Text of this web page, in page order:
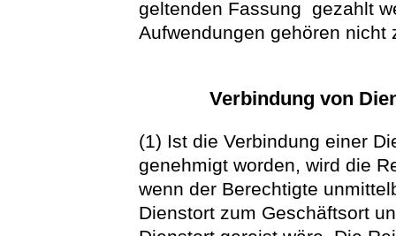
geltenden Fassung gezahlt
Aufwendungen gehören nicht
Verbindung von
(1) Ist die Verbindung einer
genehmigt worden, wird die
wenn der Berechtigte
Dienstort zum Geschäftsort